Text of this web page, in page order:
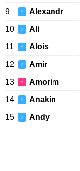
9 ♂ Alexandr
10 ♂ Ali
11 ♂ Alois
12 ♂ Amir
13 ♀ Amorim
14 ♂ Anakin
15 ♂ Andy